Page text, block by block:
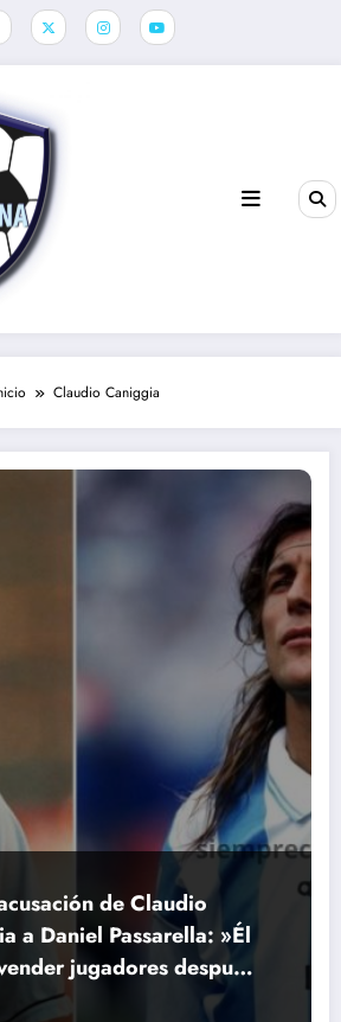
Claudio Caniggia
de Claudio
a Daniel Passarella: »Él
jugadores después